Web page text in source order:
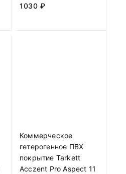
1030 ₽
Коммерческое
гетерогенное ПВХ
покрытие Tarkett
Acczent Pro Aspect 11